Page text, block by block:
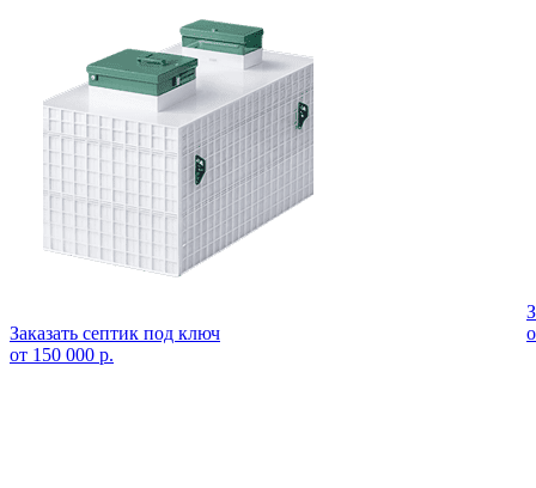
Заказать септик под ключ
от 150 000 р.